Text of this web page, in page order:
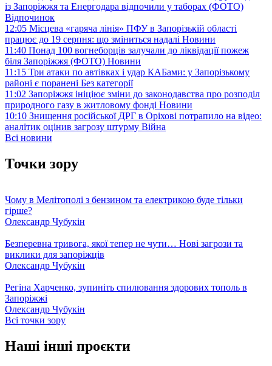
із Запоріжжя та Енергодара відпочили у таборах (ФОТО)
Відпочинок
12:05 Місцева «гаряча лінія» ПФУ в Запорізькій області
працює до 19 серпня: що зміниться надалі Новини
11:40 Понад 100 вогнеборців залучали до ліквідації пожеж
біля Запоріжжя (ФОТО) Новини
11:15 Три атаки по автівках і удар КАБами: у Запорізькому
районі є поранені Без категорії
11:02 Запоріжжя ініціює зміни до законодавства про розподіл
природного газу в житловому фонді Новини
10:10 Знищення російської ДРГ в Оріхові потрапило на відео:
аналітик оцінив загрозу штурму Війна
Всі новини
Точки зору
Чому в Мелітополі з бензином та електрикою буде тільки
гірше?
Олександр Чубукін
Безперевна тривога, якої тепер не чути… Нові загрози та
виклики для запоріжців
Олександр Чубукін
Регіна Харченко, зупиніть спилювання здорових тополь в
Запоріжжі
Олександр Чубукін
Всі точки зору
Наші інші проєкти